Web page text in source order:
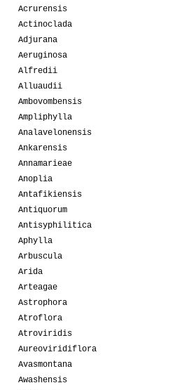
Acrurensis
Actinoclada
Adjurana
Aeruginosa
Alfredii
Alluaudii
Ambovombensis
Ampliphylla
Analavelonensis
Ankarensis
Annamarieae
Anoplia
Antafikiensis
Antiquorum
Antisyphilitica
Aphylla
Arbuscula
Arida
Arteagae
Astrophora
Atroflora
Atroviridis
Aureoviridiflora
Avasmontana
Awashensis